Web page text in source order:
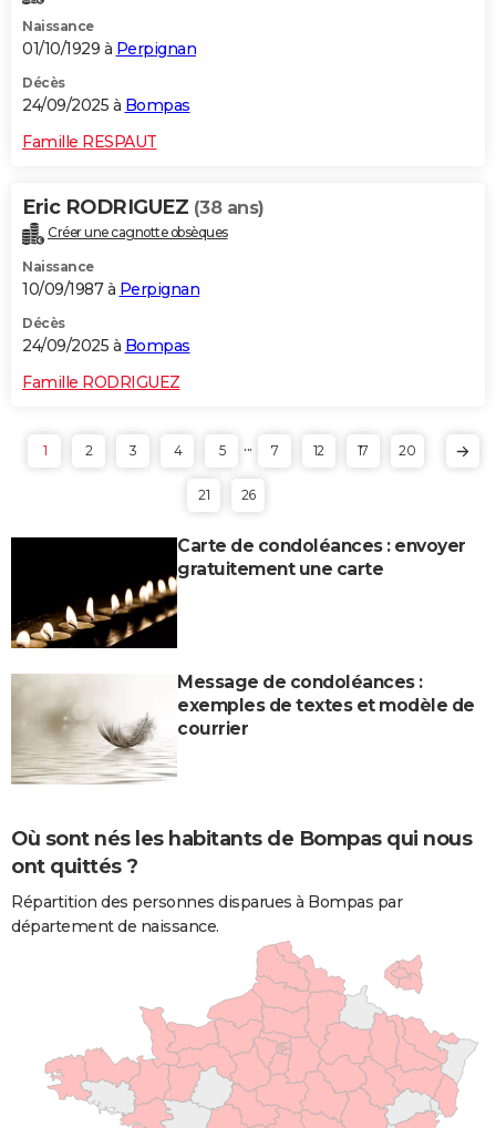
Naissance
01/10/1929 à Perpignan
Décès
24/09/2025 à Bompas
Famille RESPAUT
Eric RODRIGUEZ (38 ans)
Créer une cagnotte obsèques
Naissance
10/09/1987 à Perpignan
Décès
24/09/2025 à Bompas
Famille RODRIGUEZ
1 2 3 4 5 ... 7 12 17 20
21 26
Carte de condoléances : envoyer
gratuitement une carte
Message de condoléances :
exemples de textes et modèle de
courrier
Où sont nés les habitants de Bompas qui nous
ont quittés ?
Répartition des personnes disparues à Bompas par
département de naissance.